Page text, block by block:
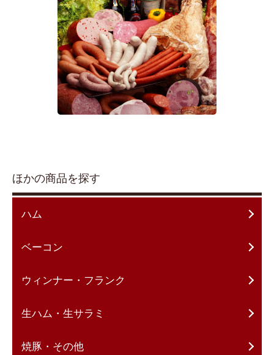
ほかの商品を探す
ハム
ベーコン
ウィンナー・フランク
生ハム・生サラミ
焼豚・その他